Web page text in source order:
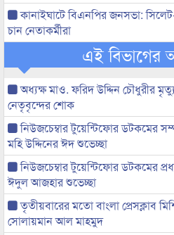
কানাইঘাটে বিএনপির জনসভা:
চান নেতাকর্মীরা
এই
অধ্যক্ষ মাও. ফরিদ উদ্দিন চৌধুরীর
নেতৃবৃন্দের শোক
নিউজচেম্বার টুয়েন্টিফোর ডটকমের
মহি উদ্দিনের ঈদ শুভেচ্ছা
নিউজচেম্বার টুয়েন্টিফোর ডটকমের
ঈদুল আজহার শুভেচ্ছা
তৃতীয়বারের মতো বাংলা প্রেসক্লাব
সোলায়মান আল মাহমুদ